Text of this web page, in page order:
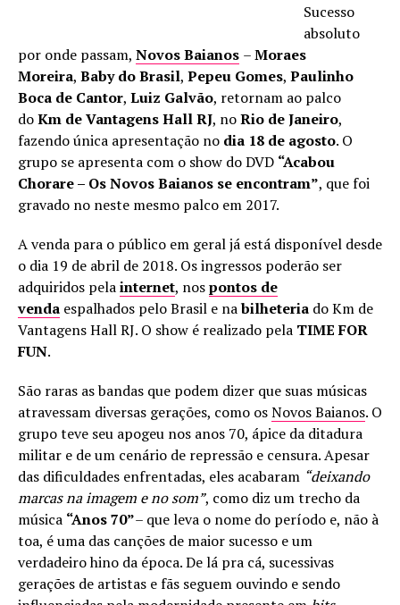
Sucesso
absoluto
por onde passam, Novos Baianos –Moraes
Moreira, Baby do Brasil, Pepeu Gomes, Paulinho
Boca de Cantor, Luiz Galvão, retornam ao palco
doKm de Vantagens Hall RJ, noRio de Janeiro,
fazendo única apresentação no dia 18 de agosto. O
grupo se apresenta com o show do DVD “Acabou
Chorare – Os Novos Baianos se encontram”, que foi
gravado no neste mesmo palco em 2017.
A venda para o público em geral já está disponível desde
o dia 19 de abril de 2018. Os ingressos poderão ser
adquiridos pelainternet, nospontos de
venda espalhados pelo Brasil e nabilheteria do Km de
Vantagens Hall RJ. O show é realizado pela TIME FOR
FUN.
São raras as bandas que podem dizer que suas músicas
atravessam diversas gerações, como osNovos Baianos. O
grupo teve seu apogeu nos anos 70, ápice da ditadura
militar e de um cenário de repressão e censura. Apesar
das dificuldades enfrentadas, eles acabaram “deixando
marcas na imagem e no som”, como diz um trecho da
música “Anos 70”– que leva o nome do período e, não à
toa, é uma das canções de maior sucesso e um
verdadeiro hino da época. De lá pra cá, sucessivas
gerações de artistas e fãs seguem ouvindo e sendo